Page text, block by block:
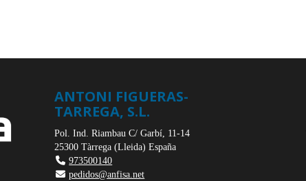
ANTONI FIGUERAS-
TARREGA, S.L.
Pol. Ind. Riambau C/ Garbí, 11-14
25300 Tàrrega(Lleida) España
973500140
pedidos@anfisa.net